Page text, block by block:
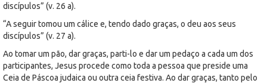
discípulos” (v. 26 a).
“A seguir tomou um cálice e, tendo dado graças, o deu aos seus
discípulos” (v. 27 a).
Ao tomar um pão, dar graças, parti-lo e dar um pedaço a cada um dos
participantes, Jesus procede como toda a pessoa que preside uma
Ceia de Páscoa judaica ou outra ceia festiva. Ao dar graças, tanto pelo